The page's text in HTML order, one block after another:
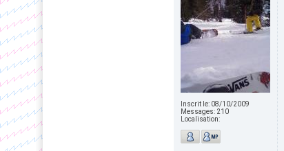
Inscrit le: 08/10/2009
Messages: 210
Localisation: